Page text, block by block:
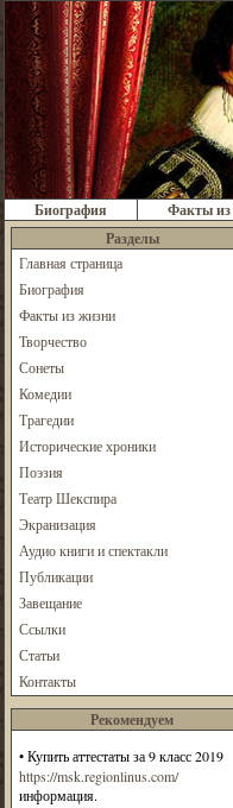
Биография Факты
Разделы
Главная страница
Биография
Факты из жизни
Творчество
Сонеты
Комедии
Трагедии
Исторические хроники
Поэзия
Театр Шекспира
Экранизация
Аудио книги и спектакли
Публикации
Завещание
Ссылки
Статьи
Контакты
Рекомендуем
•Купить аттестаты за 9 класс 2019
https://msk.regionlinus.com/
информация.